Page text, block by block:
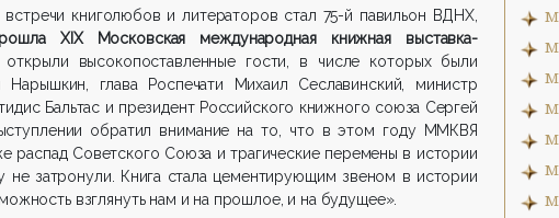
книголюбов и литераторов стал 75-й павильон ВДНХ,
XIX Московская международная книжная выставка-
высокопоставленные гости, в числе которых были
Нарышкин, глава Роспечати Михаил Сеславинский, министр
Бальтас и президент Российского книжного союза Сергей
обратил внимание на то, что в этом году ММКВЯ
распад Советского Союза и трагические перемены в истории
не затронули. Книга стала цементирующим звеном в истории
взглянуть нам и на прошлое, и на будущее».